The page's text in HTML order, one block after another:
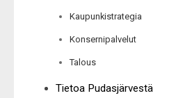
Kaupunkistrategia
Konsernipalvelut
Talous
Tietoa Pudasjärvestä